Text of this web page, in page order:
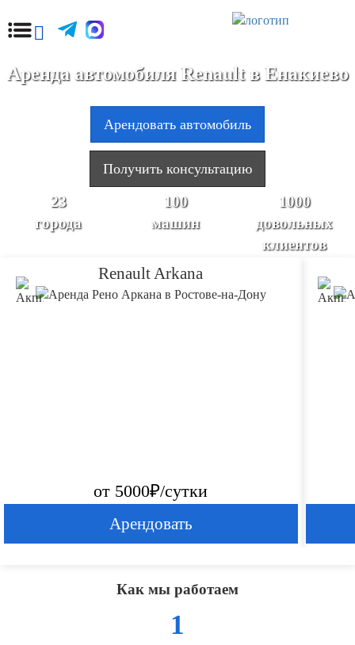
Аренда автомобиля Renault в Енакиево
Арендовать автомобиль
Получить консультацию
23
города
100
машин
1000
довольных
клиентов
Renault Arkana
от 5000₽/сутки
Арендовать
Как мы работаем
1